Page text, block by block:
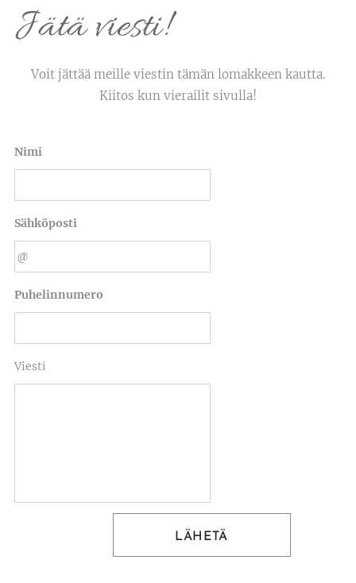
Jätä viesti!
Voit jättää meille viestin tämän lomakkeen kautta.
Kiitos kun vierailit sivulla!
Nimi
Sähköposti
Puhelinnumero
Viesti
LÄHETÄ